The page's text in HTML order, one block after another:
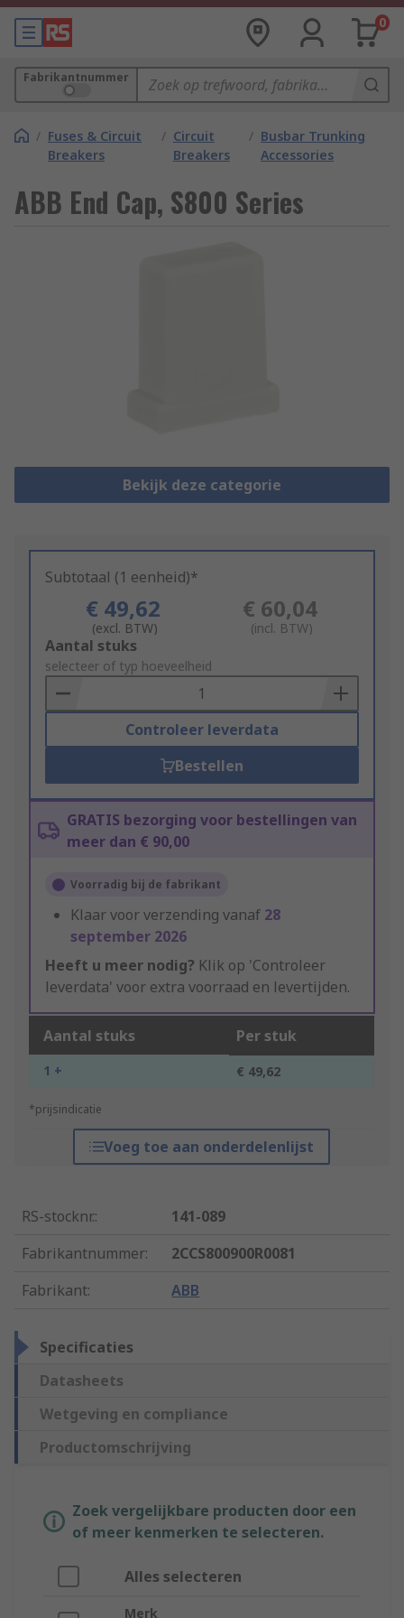
0
Fabrikantnummer
/ Fuses & Circuit
Breakers
/ Circuit
Breakers
/ Busbar Trunking
Accessories
ABB End Cap, S800 Series
Bekijk deze categorie
Subtotaal (1 eenheid)*
€ 49,62
(excl. BTW)
€ 60,04
(incl. BTW)
Add
to
Basket
Aantal stuks
selecteer of typ hoeveelheid
Controleer leverdata
Bestellen
GRATIS bezorging voor bestellingen van
meer dan € 90,00
Voorradig bij de fabrikant
Klaar voor verzending vanaf 28
september 2026
Heeft u meer nodig? Klik op 'Controleer
leverdata' voor extra voorraad en levertijden.
Aantal stuks Per stuk
1 + € 49,62
*prijsindicatie
Voeg toe aan onderdelenlijst
RS-stocknr.:
141-089
Fabrikantnummer:
2CCS800900R0081
Fabrikant: ABB
Specificaties
Datasheets
Wetgeving en compliance
Productomschrijving
Zoek vergelijkbare producten door een
of meer kenmerken te selecteren.
Alles selecteren
Merk